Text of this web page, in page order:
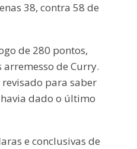
38, contra 58 de
de 280 pontos,
de Curry.
para saber
dado o último
e conclusivas de